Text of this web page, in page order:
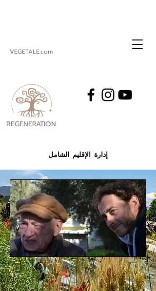
VEGETALE.com
REGENERATION
إدارة الإقليم الشامل